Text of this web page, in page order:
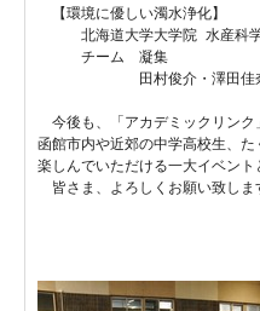
【環境に優しい濁水浄化】
北海道大学大学院 水産科学
チーム　凝集
田村俊介・澤田佳
今後も、「アカデミックリンク
函館市内や近郊の中学高校生、
楽しんでいただける一大イベン
皆さま、よろしくお願い致しま